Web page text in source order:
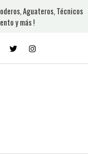
Aguateros, Técnicos
y más !